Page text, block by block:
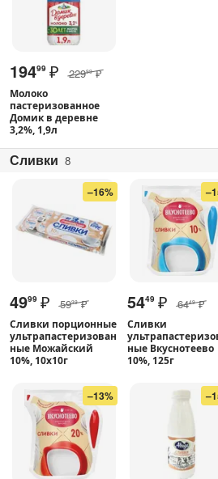
19499 ₽ 22999 ₽
Молоко
пастеризованное
Домик в деревне
3,2%, 1,9л
Сливки 8
–16%
4999 ₽ 5999 ₽
Сливки порционные
ультрапастеризован
ные Можайский
10%, 10х10г
5449 ₽ 6449 ₽
Сливки
ные Вкуснотеево
10%, 125г
–13%